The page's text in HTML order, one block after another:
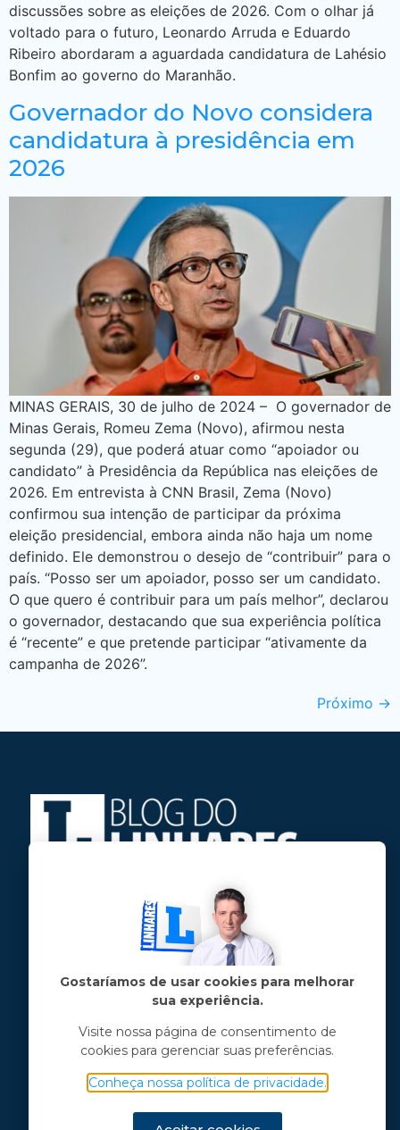
discussões sobre as eleições de 2026. Com o olhar já
voltado para o futuro, Leonardo Arruda e Eduardo
Ribeiro abordaram a aguardada candidatura de Lahésio
Bonfim ao governo do Maranhão.
Governador do Novo considera
candidatura à presidência em
2026
MINAS GERAIS, 30 de julho de 2024 – O governador de
Minas Gerais, Romeu Zema (Novo), afirmou nesta
segunda (29), que poderá atuar como “apoiador ou
candidato” à Presidência da República nas eleições de
2026. Em entrevista à CNN Brasil, Zema (Novo)
confirmou sua intenção de participar da próxima
eleição presidencial, embora ainda não haja um nome
definido. Ele demonstrou o desejo de “contribuir” para o
país. “Posso ser um apoiador, posso ser um candidato.
O que quero é contribuir para um país melhor”, declarou
o governador, destacando que sua experiência política
é “recente” e que pretende participar “ativamente da
campanha de 2026”.
Próximo →
Jose Linhares Jr é maranhense.
Formado em Jornalismo, estudou filosofia
e tem pós-graduações em ciência política
e marketing político.
Menu principal
Notícias
Opinião
Gostaríamos de usar cookies para melhorar
sua experiência.
Visite nossa página de consentimento de
cookies para gerenciar suas preferências.
Conheça nossa política de privacidade.